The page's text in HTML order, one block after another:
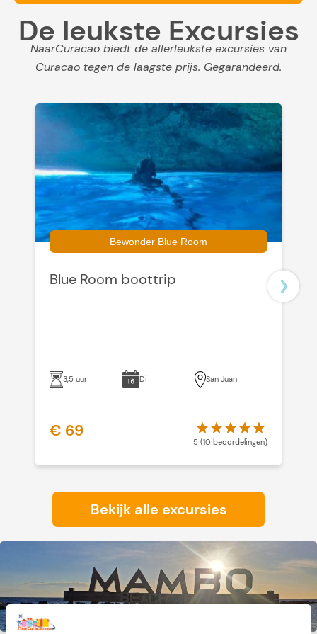
De leukste Excursies
NaarCuracao biedt de allerleukste excursies van
Curacao tegen de laagste prijs. Gegarandeerd.
Bewonder Blue Room
Blue Room boottrip
3,5 uur Di San Juan
€ 69
5 (10 beoordelingen)
Bekijk alle excursies